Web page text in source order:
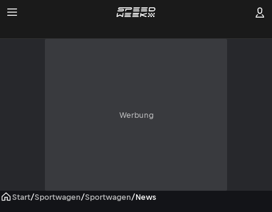
Werbung
Start/Sportwagen/Sportwagen/News